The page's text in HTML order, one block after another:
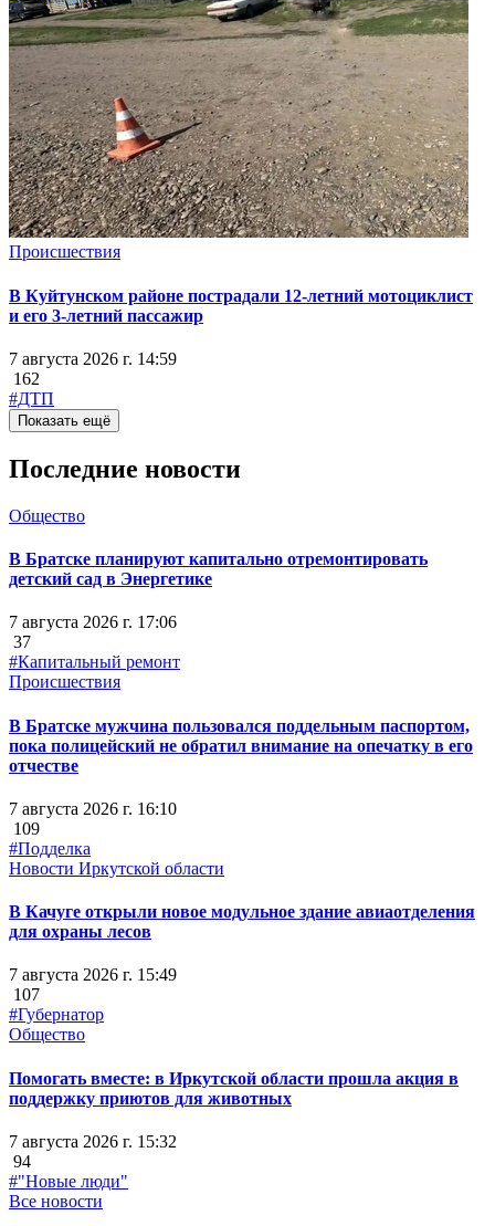
Происшествия
В Куйтунском районе пострадали 12-летний мотоциклист
и его 3-летний пассажир
7 августа 2026 г. 14:59
162
#ДТП
Показать ещё
Последние новости
Общество
В Братске планируют капитально отремонтировать
детский сад в Энергетике
7 августа 2026 г. 17:06
37
#Капитальный ремонт
Происшествия
В Братске мужчина пользовался поддельным паспортом,
пока полицейский не обратил внимание на опечатку в его
отчестве
7 августа 2026 г. 16:10
109
#Подделка
Новости Иркутской области
В Качуге открыли новое модульное здание авиаотделения
для охраны лесов
7 августа 2026 г. 15:49
107
#Губернатор
Общество
Помогать вместе: в Иркутской области прошла акция в
поддержку приютов для животных
7 августа 2026 г. 15:32
94
#"Новые люди"
Все новости